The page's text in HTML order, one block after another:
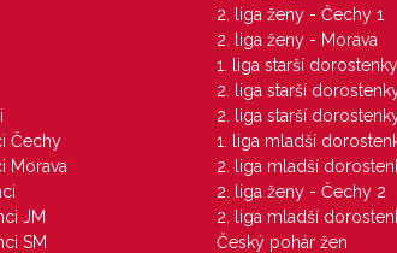
Čechy
Morava
JM
SM
2. liga ženy - Čechy 1
2. liga ženy - Morava
1. liga starší dorostenky
2. liga starší
2. liga starší
1. liga mladší
2. liga mladší
2. liga ženy - Čechy 2
2. liga mladší
Český pohár žen